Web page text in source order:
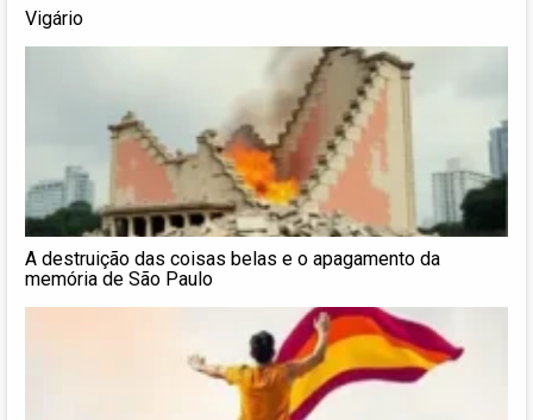
Vigário
A destruição das coisas belas e o apagamento da
memória de São Paulo